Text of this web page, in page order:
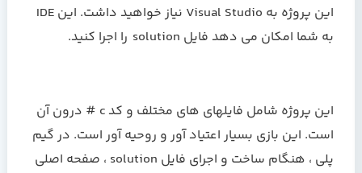
این پروژه به Visual Studio نیاز خواهید داشت. این IDE
به شما امکان می دهد فایل solution را اجرا کنید.
این پروژه شامل فايلهاي های مختلف و کد c # درون آن
است. این بازی بسیار اعتیاد آور و روحیه آور است. در گیم
پلی ، هنگام ساخت و اجرای فايل solution ، صفحه اصلی